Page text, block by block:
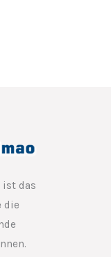
ist das
die